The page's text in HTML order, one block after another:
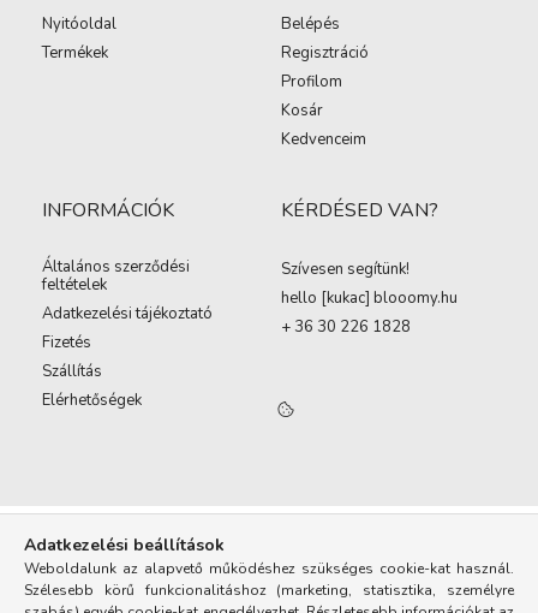
Nyitóoldal
Termékek
Belépés
Regisztráció
Profilom
Kosár
Kedvenceim
INFORMÁCIÓK
Általános szerződési
feltételek
Adatkezelési tájékoztató
Fizetés
Szállítás
Elérhetőségek
KÉRDÉSED VAN?
Szívesen segítünk!
hello [kukac] blooomy.hu
+ 36 30 226 1828
Adatkezelési beállítások
Weboldalunk az alapvető működéshez szükséges cookie-kat használ.
Szélesebb körű funkcionalitáshoz (marketing, statisztika, személyre